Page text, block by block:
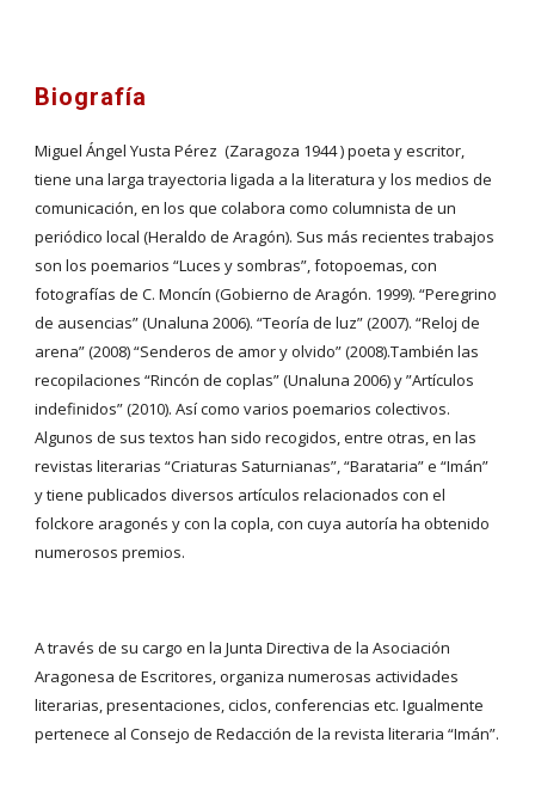
Biografía
Miguel Ángel Yusta Pérez  (Zaragoza 1944 ) poeta y escritor,
tiene una larga trayectoria ligada a la literatura y los medios de
comunicación, en los que colabora como columnista de un
periódico local (Heraldo de Aragón). Sus más recientes trabajos
son los poemarios “Luces y sombras”, fotopoemas, con
fotografías de C. Moncín (Gobierno de Aragón. 1999). “Peregrino
de ausencias” (Unaluna 2006). “Teoría de luz” (2007). “Reloj de
arena” (2008) “Senderos de amor y olvido” (2008).También las
recopilaciones “Rincón de coplas” (Unaluna 2006) y ”Artículos
indefinidos” (2010). Así como varios poemarios colectivos.
Algunos de sus textos han sido recogidos, entre otras, en las
revistas literarias “Criaturas Saturnianas”, “Barataria” e “Imán”
y tiene publicados diversos artículos relacionados con el
folckore aragonés y con la copla, con cuya autoría ha obtenido
numerosos premios.
A través de su cargo en la Junta Directiva de la Asociación
Aragonesa de Escritores, organiza numerosas actividades
literarias, presentaciones, ciclos, conferencias etc. Igualmente
pertenece al Consejo de Redacción de la revista literaria “Imán”.